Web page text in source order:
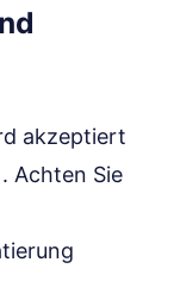
akzeptiert
Achten Sie